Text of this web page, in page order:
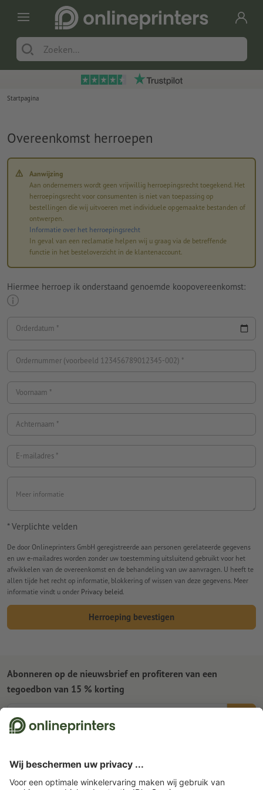
Startpagina
Overeenkomst herroepen
Aanwijzing
Aan ondernemers wordt geen vrijwillig herroepingsrecht toegekend. Het
herroepingsrecht voor consumenten is niet van toepassing op
bestellingen die wij uitvoeren met individuele opgemaakte bestanden of
ontwerpen.
Informatie over het herroepingsrecht
In geval van een reclamatie helpen wij u graag via de betreffende
functie in het besteloverzicht in de klantenaccount.
Hiermee herroep ik onderstaand genoemde koopovereenkomst:
Orderdatum
Ordernummer (voorbeeld 123456789012345-002)
Voornaam
Achternaam
E-mailadres
Meer informatie
* Verplichte velden
De door Onlineprinters GmbH geregistreerde aan personen gerelateerde gegevens
en uw e-mailadres worden zonder uw toestemming uitsluitend gebruikt voor het
afwikkelen van de overeenkomst en de behandeling van uw aanvragen. U heeft te
allen tijde het recht op informatie, blokkering of wissen van deze gegevens. Meer
informatie vindt u onder Privacy beleid.
Herroeping bevestigen
Ondernemingen
Service
Abonneren op de nieuwsbrief en profiteren van een
tegoedbon van 15 % korting